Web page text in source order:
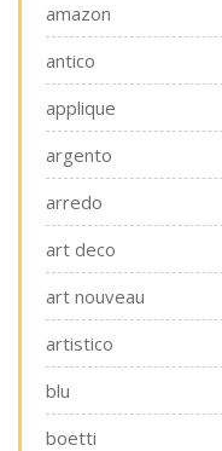
amazon
antico
applique
argento
arredo
art deco
art nouveau
artistico
blu
boetti